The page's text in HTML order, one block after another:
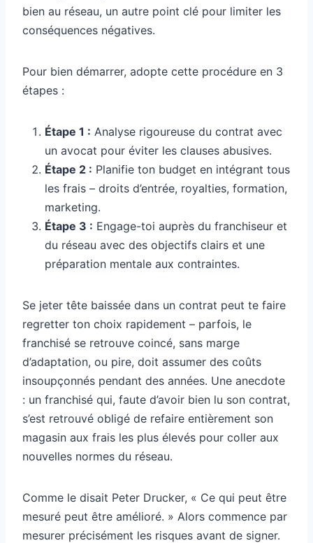
bien au réseau, un autre point clé pour limiter les
conséquences négatives.
Pour bien démarrer, adopte cette procédure en 3
étapes :
Étape 1 : Analyse rigoureuse du contrat avec
un avocat pour éviter les clauses abusives.
Étape 2 : Planifie ton budget en intégrant tous
les frais – droits d’entrée, royalties, formation,
marketing.
Étape 3 : Engage-toi auprès du franchiseur et
du réseau avec des objectifs clairs et une
préparation mentale aux contraintes.
Se jeter tête baissée dans un contrat peut te faire
regretter ton choix rapidement – parfois, le
franchisé se retrouve coincé, sans marge
d’adaptation, ou pire, doit assumer des coûts
insoupçonnés pendant des années. Une anecdote
: un franchisé qui, faute d’avoir bien lu son contrat,
s’est retrouvé obligé de refaire entièrement son
magasin aux frais les plus élevés pour coller aux
nouvelles normes du réseau.
Comme le disait Peter Drucker, « Ce qui peut être
mesuré peut être amélioré. » Alors commence par
mesurer précisément les risques avant de signer.